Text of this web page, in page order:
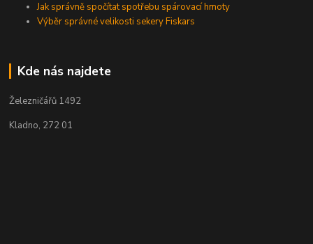
Jak správně spočítat spotřebu spárovací hmoty
Výběr správné velikosti sekery Fiskars
Kde nás najdete
Železničářů 1492
Kladno, 272 01